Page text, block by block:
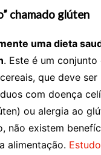
chamado glúten
uma dieta
. Este é um
que deve
com doença
ou alergia ao
não existem
alimentação.